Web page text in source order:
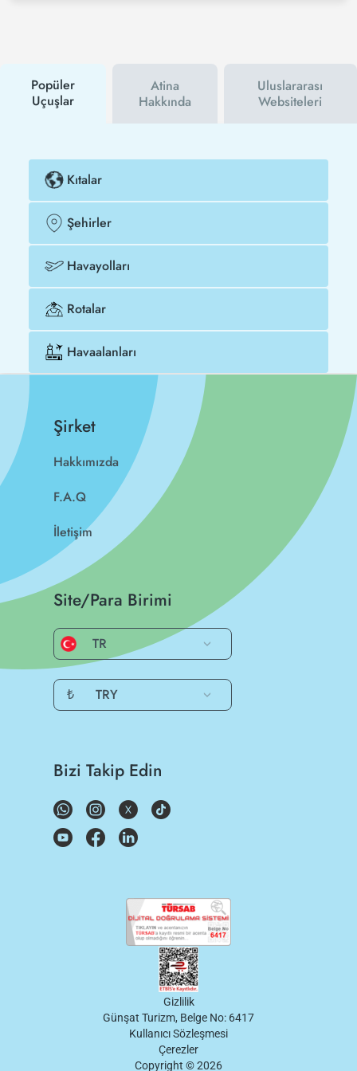
alabilirsiniz.
Popüler
Uçuşlar
Atina
Hakkında
Uluslararası
Websiteleri
Kıtalar
Şehirler
Havayolları
Rotalar
Havaalanları
Şirket
Hakkımızda
F.A.Q
İletişim
Site/Para Birimi
TR
₺ TRY
Bizi Takip Edin
Gizlilik
Günşat Turizm, Belge No: 6417
Kullanıcı Sözleşmesi
Çerezler
Copyright ©2026